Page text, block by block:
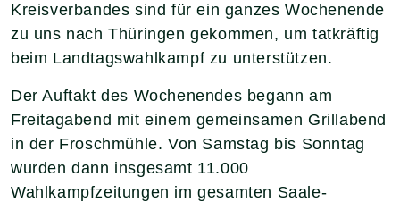
Kreisverbandes sind für ein ganzes Wochenende
zu uns nach Thüringen gekommen, um tatkräftig
beim Landtagswahlkampf zu unterstützen.
Der Auftakt des Wochenendes begann am
Freitagabend mit einem gemeinsamen Grillabend
in der Froschmühle. Von Samstag bis Sonntag
wurden dann insgesamt 11.000
Wahlkampfzeitungen im gesamten Saale-